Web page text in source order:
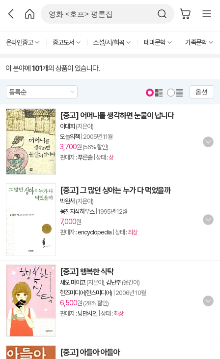
온라인중고 중고도서 소설/시/희곡 테마문학 가족문학
이 분야에 101개의 상품이 있습니다.
옵션
[중고] 어머니를 생각하면 눈물이 납니다
이대희 (지은이)
오늘의책 2005년 11월
3,700원 (56% 할인)
판매자 :푸른솔| 상태 :상
[중고] 그 많던 싱아는 누가 다 먹었을까
박완서 (지은이)
웅진지식하우스| 1995년 12월
7,000원
판매자 :encyclopedia | 상태 :최상
[중고] 행복한 식탁
세오 마이코(지은이), 김난주(옮긴이)
한즈미디어(한스미디어) 2006년 10월
6,500원 (28% 할인)
판매자 :낭만시인 | 상태 :최상
[중고] 아들아 아들아